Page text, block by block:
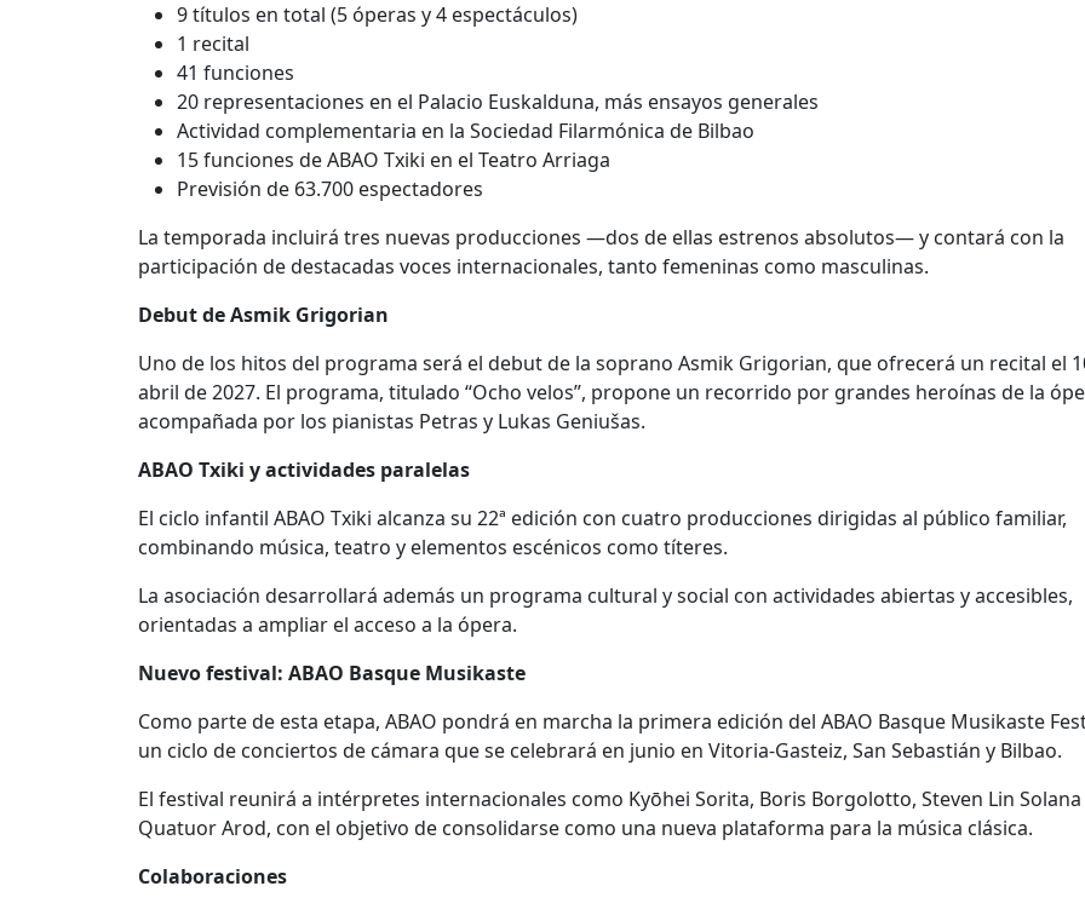
9 títulos en total (5 óperas y 4 espectáculos)
1 recital
41 funciones
20 representaciones en el Palacio Euskalduna, más ensayos generales
Actividad complementaria en la Sociedad Filarmónica de Bilbao
15 funciones de ABAO Txiki en el Teatro Arriaga
Previsión de 63.700 espectadores
La temporada incluirá tres nuevas producciones —dos de ellas estrenos absolutos— y contará con la
participación de destacadas voces internacionales, tanto femeninas como masculinas.
Debut de Asmik Grigorian
Uno de los hitos del programa será el debut de la soprano Asmik Grigorian, que ofrecerá un recital el
abril de 2027. El programa, titulado “Ocho velos”, propone un recorrido por grandes heroínas de la
acompañada por los pianistas Petras y Lukas Geniušas.
ABAO Txiki y actividades paralelas
El ciclo infantil ABAO Txiki alcanza su 22ª edición con cuatro producciones dirigidas al público familiar,
combinando música, teatro y elementos escénicos como títeres.
La asociación desarrollará además un programa cultural y social con actividades abiertas y accesibles,
orientadas a ampliar el acceso a la ópera.
Nuevo festival: ABAO Basque Musikaste
Como parte de esta etapa, ABAO pondrá en marcha la primera edición del ABAO Basque Musikaste
un ciclo de conciertos de cámara que se celebrará en junio en Vitoria-Gasteiz, San Sebastián y Bilbao.
El festival reunirá a intérpretes internacionales como Kyōhei Sorita, Boris Borgolotto, Steven Lin Solana
Quatuor Arod, con el objetivo de consolidarse como una nueva plataforma para la música clásica.
Colaboraciones